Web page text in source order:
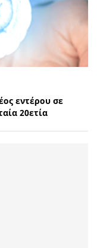
εντέρου σε
20ετία